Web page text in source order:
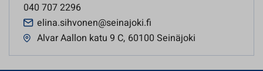
040 707 2296
elina.sihvonen@seinajoki.fi
Alvar Aallon katu 9 C, 60100 Seinäjoki